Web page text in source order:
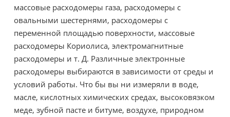
массовые расходомеры газа, расходомеры с
овальными шестернями, расходомеры с
переменной площадью поверхности, массовые
расходомеры Кориолиса, электромагнитные
расходомеры и т. Д. Различные электронные
расходомеры выбираются в зависимости от среды и
условий работы. Что бы вы ни измеряли в воде,
масле, кислотных химических средах, высоковязком
меде, зубной пасте и битуме, воздухе, природном